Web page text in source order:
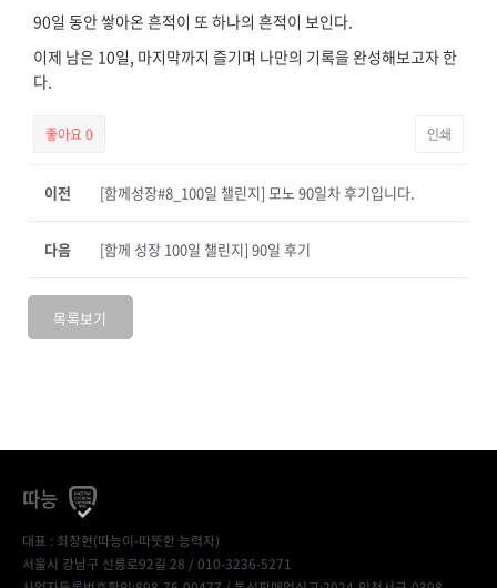
90일 동안 쌓아온 흔적이 또 하나의 흔적이 보인다.
이제 남은 10일, 마지막까지 즐기며 나만의 기록을 완성해보고자 한
다.
좋아요0 인쇄
이전 [함께성장#8_100일 챌린지] 모노 90일차 후기입니다.
[함께 성장 100일 챌린지] 90일 후기
다음
목록보기
따능
대표 : 최창현(따능이-따뜻한 능력자)
서울시 강남구 선릉로92길 28 / 010-3236-5271